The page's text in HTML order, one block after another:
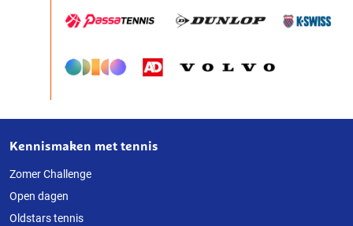
Over
deze
website
Kennismaken met tennis
Zomer Challenge
Open dagen
Oldstars tennis